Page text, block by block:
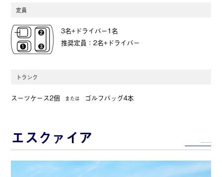
定員
3名+ドライバー1名
推奨定員：2名+ドライバー
トランク
スーツケース2個 または ゴルフバッグ4本
エスクァイア